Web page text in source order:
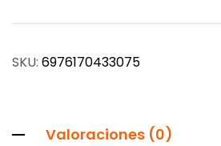
SKU: 6976170433075
Valoraciones (0)